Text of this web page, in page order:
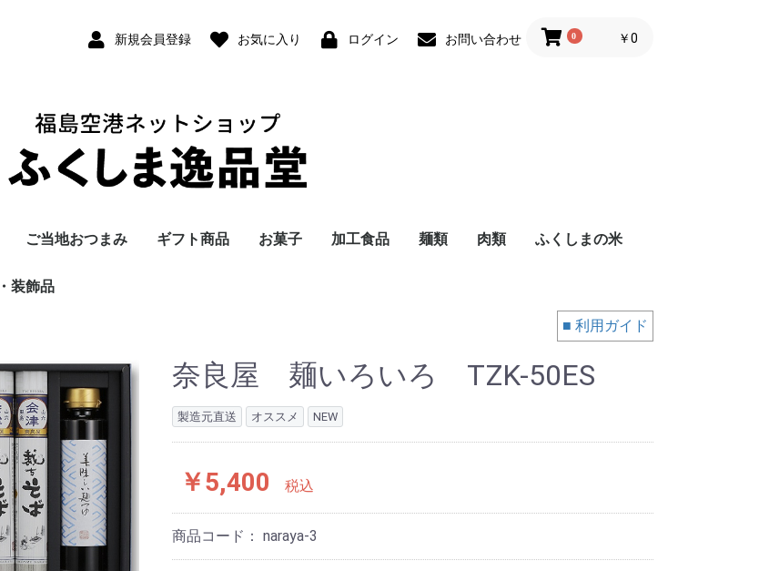
新規会員登録 お気に入り ログイン お問い合わせ 0 ￥0
庄作酒造店
酒造
川酒造
松酒造
廣酒造
泉酒造
れ酒造
泉銘醸
心酒造
ご当地おつまみ ギフト商品 お菓子 加工食品 麺類 肉類 ふくしまの米
装飾品
■ 利用ガイド
奈良屋 麺いろいろ TZK-50ES
製造元直送 オススメ NEW
￥5,400 税込
商品コード： naraya-3